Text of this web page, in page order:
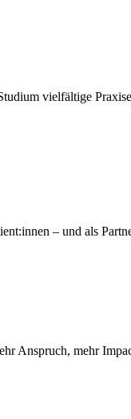
vielfältige
– und als
Anspruch, mehr